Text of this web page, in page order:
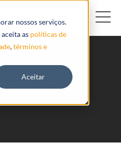
nossos serviços.
as políticas de
,términos e
Aceitar